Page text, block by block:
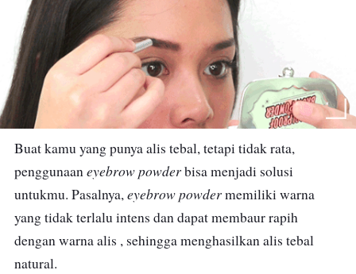
Buat kamu yang punya alis tebal, tetapi tidak rata,
penggunaaneyebrow powderbisa menjadi solusi
untukmu. Pasalnya,eyebrow powdermemiliki warna
yang tidak terlalu intens dan dapat membaur rapih
dengan warna alis , sehingga menghasilkan alis tebal
natural.